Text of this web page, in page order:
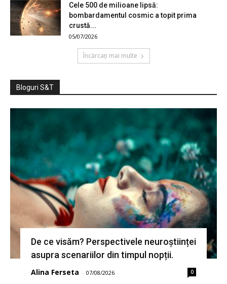
Cele 500 de milioane lipsă:
bombardamentul cosmic a topit prima
crustă...
05/07/2026
Încărcați mai multe
Bloguri S&T
De ce visăm? Perspectivele neuroștiinței
asupra scenariilor din timpul nopții.
Alina Ferseta - 07/08/2026 0